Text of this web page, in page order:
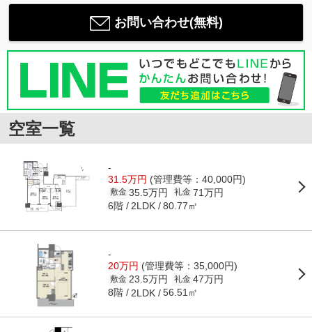
お問い合わせ(無料)
空室一覧
-
31.5万円 (管理費等：40,000円)
敷金 35.5万円 礼金 71万円
6階 2LDK 80.77㎡
-
20万円 (管理費等：35,000円)
敷金 23.5万円 礼金 47万円
8階 2LDK 56.51㎡